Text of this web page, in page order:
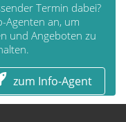
Termin dabei?
Agenten an, um
und Angeboten zu
zum Info-Agent